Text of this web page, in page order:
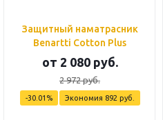
Защитный наматрасник
Benartti Cotton Plus
от 2 080 руб.
2 972 руб.
-30.01% Экономия 892 руб.